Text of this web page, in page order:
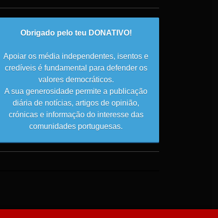
Obrigado pelo teu DONATIVO!
Apoiar os média independentes, isentos e
credíveis é fundamental para defender os
valores democráticos.
A sua generosidade permite a publicação
diária de notícias, artigos de opinião,
crónicas e informação do interesse das
comunidades portuguesas.